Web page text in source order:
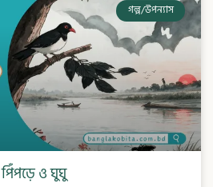
গল্প/উপন্যাস
পিঁপড়ে ও ঘুঘু